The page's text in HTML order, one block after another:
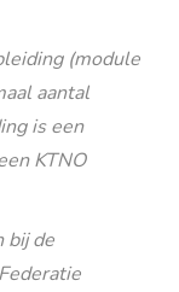
(module
aantal
is een
KTNO
bij de